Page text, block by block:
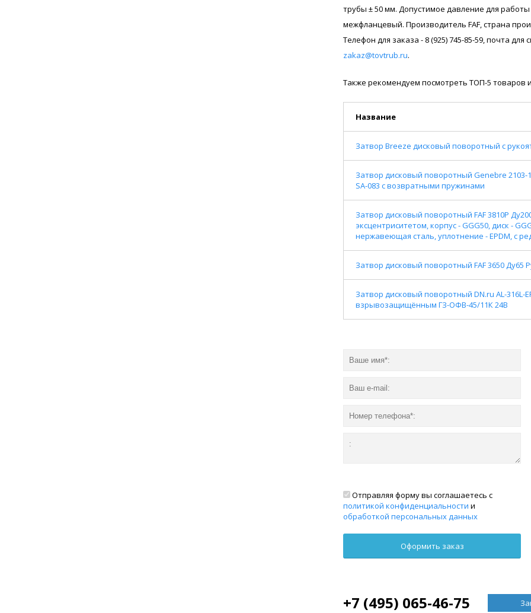
трубы ± 50 мм. Допустимое давление для
межфланцевый. Производитель FAF, страна
Телефон для заказа - 8 (925) 745-85-59, почта
zakaz@tovtrub.ru.
Также рекомендуем посмотреть ТОП-5 товаров
Название
Затвор Breeze дисковый поворотный с
Затвор дисковый поворотный Genebre 2103-
SA-083 с возвратными пружинами
Затвор дисковый поворотный FAF 3810P
эксцентриситетом, корпус - GGG50, диск -
нержавеющая сталь, уплотнение - EPDM, с
Затвор дисковый поворотный FAF 3650 Ду65
Затвор дисковый поворотный DN.ru AL-316L-
взрывозащищённым ГЗ-ОФВ-45/11К 24В
Отправляя форму вы соглашаетесь с
политикой конфиденциальности и
обработкой персональных данных
+7 (495) 065-46-75